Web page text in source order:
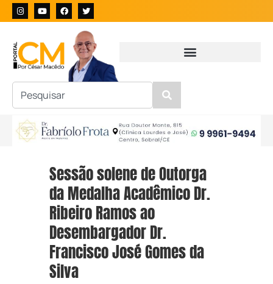
Sessão solene de Outorga
da Medalha Acadêmico Dr.
Ribeiro Ramos ao
Desembargador Dr.
Francisco José Gomes da
Silva